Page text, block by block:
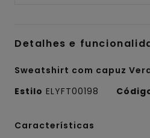
Detalhes e
Sweatshirt com capuz
Estilo ELYFT00198
Características